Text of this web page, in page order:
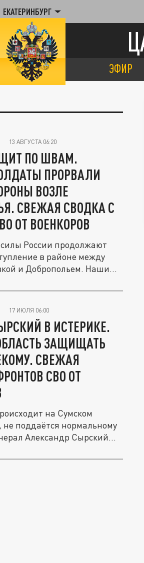
ЕКАТЕРИНБУРГ
ЭФИР
13 АВГУСТА 06:20
ПО ШВАМ.
ПРОРВАЛИ
ВОЗЛЕ
СВЕЖАЯ СВОДКА С
ОТ ВОЕНКОРОВ
России продолжают
в районе между
и Добропольем. Наши...
17 ИЮЛЯ 06:00
В ИСТЕРИКЕ.
ЗАЩИЩАТЬ
СВЕЖАЯ
СВО ОТ
на Сумском
поддаётся нормальному
Александр Сырский...